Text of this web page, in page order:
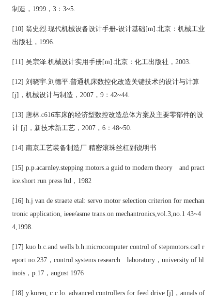
制造，1999，3：3~5.
[10] 翁史烈.现代机械设备设计手册-设计基础[m].北京：机械工业
出版社，1996.
[11] 吴宗泽.机械设计实用手册[m].北京：化工出版社，2003.
[12] 刘晓宇.刘德平.普通机床数控化改造关键技术的设计与计算
[j]，机械设计与制造，2007，9：42~44.
[13] 唐林.c616车床的经济型数控改造总体方案及主要零部件的设
计 [j]，新技术新工艺，2007，6：48~50.
[14] 南京工艺装备制造厂 精密滚珠丝杠副说明书
[15] p.p.acarnley.stepping motors.a guid to modern theory and pract
ice.short run press ltd，1982
[16] h.j van de straete etal: servo motor selection criterion for mechan
tronic application, ieee/asme trans.on mechantronics,vol.3,no.1 43~4
4,1998.
[17] kuo b.c.and wells b.h.microcomputer control of stepmotors.csrl r
eport no.237，control systems research laboratory，university of hl
inois，p.17，august 1976
[18] y.koren, c.c.lo. advanced controllers for feed drive [j]，annals of